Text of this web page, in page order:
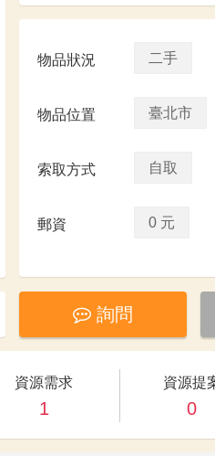
物品狀況 二手
物品位置 臺北市
索取方式 自取
郵資 0 元
詢問
資源需求
1
資源提
0